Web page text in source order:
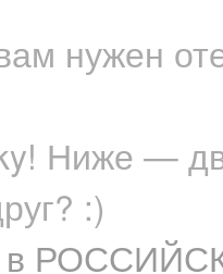
нужен
Ниже —
:)
в